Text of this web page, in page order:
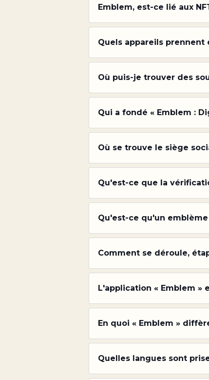
Emblem, est-ce lié aux
Quels appareils prennent
Où puis-je trouver des
Qui a fondé « Emblem :
Où se trouve le siège
Qu'est-ce que la
Qu'est-ce qu'un
Comment se déroule,
L'application « Emblem »
En quoi « Emblem »
Quelles langues sont